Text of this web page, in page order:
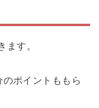
ます。
ポイントももら